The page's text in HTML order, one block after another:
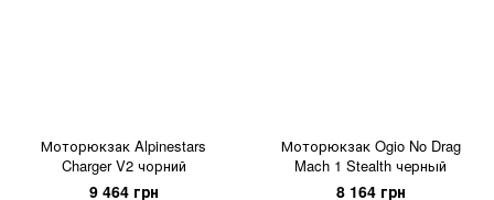
Моторюкзак Alpinestars
Charger V2 чорний
9 464 грн
Моторюкзак Ogio No Drag
Mach 1 Stealth черный
8 164 грн